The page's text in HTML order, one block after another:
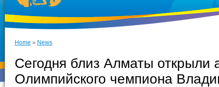
Home » News
Сегодня близ Алматы
Олимпийского чемпиона